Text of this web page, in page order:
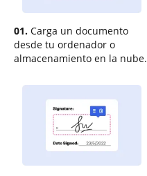
01. Carga un documento
desde tu ordenador o
almacenamiento en la nube.